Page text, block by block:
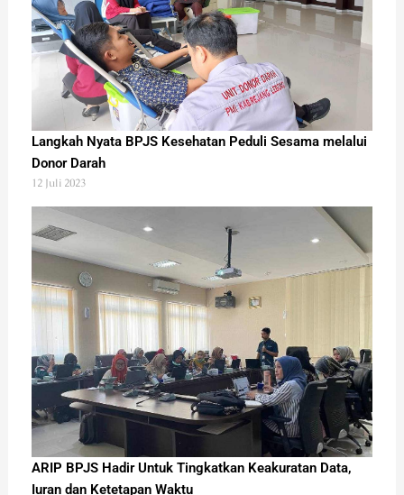
Langkah Nyata BPJS Kesehatan Peduli Sesama melalui
Donor Darah
12 Juli 2023
ARIP BPJS Hadir Untuk Tingkatkan Keakuratan Data,
Iuran dan Ketetapan Waktu